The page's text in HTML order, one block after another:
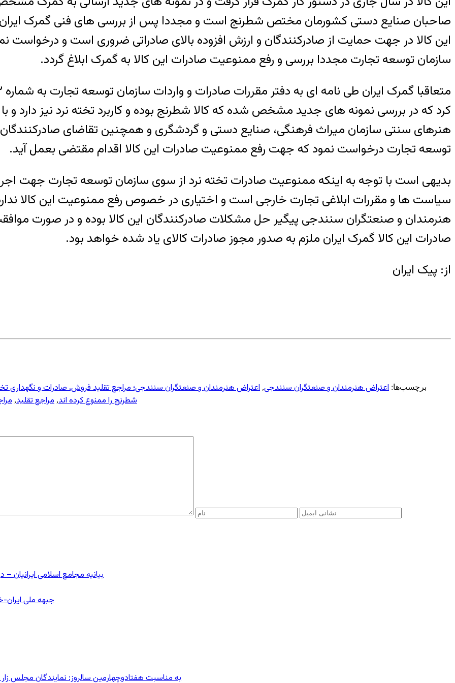
صاحبان صنایع دستی کشورمان مختص شطرنج است و مجددا پس از بررسی های فنی گمرک ایران
این کالا در جهت حمایت از صادرکنندگان و ارزش افزوده بالای صادراتی ضروری است و درخواست
سازمان توسعه تجارت مجددا بررسی و رفع ممنوعیت صادرات این کالا به گمرک ابلاغ گردد.
کرد که در بررسی نمونه های جدید مشخص شده که کالا شطرنج بوده و کاربرد تخته نرد نیز دارد
هنرهای سنتی سازمان میراث فرهنگی، صنایع دستی و گردشگری و همچنین تقاضای صادرکنندگان
توسعه تجارت درخواست نمود که جهت رفع ممنوعیت صادرات این کالا اقدام‌ مقتضی بعمل آید.
بدیهی است با توجه به اینکه ممنوعیت صادرات تخته نرد از سوی سازمان توسعه تجارت جهت
سیاست ها و مقررات ابلاغی تجارت خارجی است و اختیاری در خصوص رفع ممنوعیت این کالا ندارد،
هنرمندان و صنعتگران سنندجی پیگیر حل مشکلات صادرکنندگان این کالا بوده و در صورت
صادرات این کالا گمرک ایران ملزم به صدور مجوز صادرات کالای یاد شده خواهد بود.
از: پیک ایران
برچسب‌ها: اعتراض هنرمندان و صنعتگران سنندجی, اعتراض هنرمندان و صنعتگران سنندجی؛ مراجع تقلید فروش، صادرات و نگهداری
شطرنج را ممنوع کرده اند, مراجع تقلید,
بیانیه مجامع اسلامی
جبهه ملی
به مناسبت هفتادوچهارمین سالروز: نمایندگان مجلس زار می‌زدند/ تهران در آتش؛ ۳۰